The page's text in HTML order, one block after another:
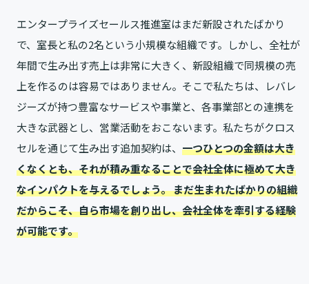
エンタープライズセールス推進室はまだ新設されたばかり
で、室長と私の2名という小規模な組織です。しかし、全社が
年間で生み出す売上は非常に大きく、新設組織で同規模の売
上を作るのは容易ではありません。そこで私たちは、レバレ
ジーズが持つ豊富なサービスや事業と、各事業部との連携を
大きな武器とし、営業活動をおこないます。私たちがクロス
セルを通じて生み出す追加契約は、 一つひとつの金額は大き
くなくとも、それが積み重なることで会社全体に極めて大き
なインパクトを与えるでしょう。まだ生まれたばかりの組織
だからこそ、自ら市場を創り出し、会社全体を牽引する経験
が可能です。